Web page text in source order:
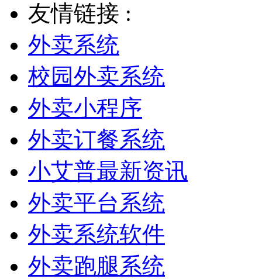
友情链接 :
外卖系统
校园外卖系统
外卖小程序
外卖订餐系统
小艾普最新资讯
外卖平台系统
外卖系统软件
外卖跑腿系统